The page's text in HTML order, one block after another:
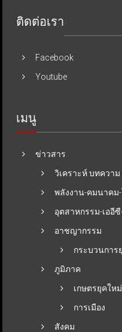
ติดต่อเรา
Facebook
Youtube
เมนู
ข่าวสาร
วิเคราะห์ บทความ
พลังงาน-คมนาคม
อุตสาหกรรม-เออีซี
อาชญากรรม
กระบวนการ
ภูมิภาค
เกษตรยุคให
การเมือง
สังคม